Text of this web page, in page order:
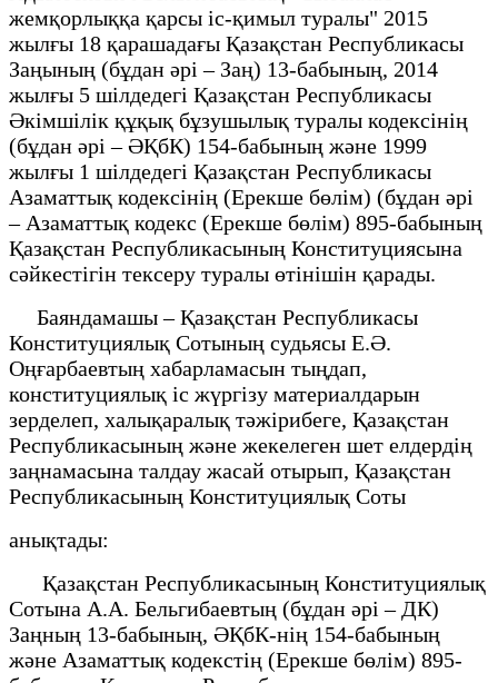
жемқорлыққа қарсы іс-қимыл туралы" 2015
жылғы 18 қарашадағы Қазақстан Республикасы
Заңының (бұдан әрі – Заң) 13-бабының, 2014
жылғы 5 шілдедегі Қазақстан Республикасы
Әкімшілік құқық бұзушылық туралы кодексінің
(бұдан әрі – ӘҚбК) 154-бабының және 1999
жылғы 1 шілдедегі Қазақстан Республикасы
Азаматтық кодексінің (Ерекше бөлім) (бұдан әрі
– Азаматтық кодекс (Ерекше бөлім) 895-бабының
Қазақстан Республикасының Конституциясына
сәйкестігін тексеру туралы өтінішін қарады.
Баяндамашы – Қазақстан Республикасы
Конституциялық Сотының судьясы Е.Ә.
Оңғарбаевтың хабарламасын тыңдап,
конституциялық іс жүргізу материалдарын
зерделеп, халықаралық тәжірибеге, Қазақстан
Республикасының және жекелеген шет елдердің
заңнамасына талдау жасай отырып, Қазақстан
Республикасының Конституциялық Соты
анықтады:
Қазақстан Республикасының Конституциялық
Сотына А.А. Бельгибаевтың (бұдан әрі – ДК)
Заңның 13-бабының, ӘҚбК-нің 154-бабының
және Азаматтық кодекстің (Ерекше бөлім) 895-